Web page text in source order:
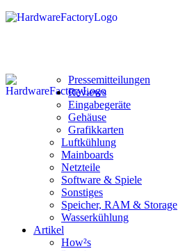
Pressemitteilungen
Reviews
Eingabegeräte
Gehäuse
Grafikkarten
Luftkühlung
Mainboards
Netzteile
Software & Spiele
Sonstiges
Speicher, RAM & Storage
Wasserkühlung
Artikel
How²s